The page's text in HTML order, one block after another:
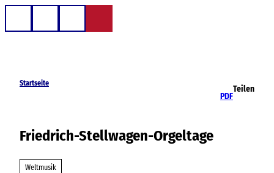
Startseite
PDF
Teilen
Friedrich-Stellwagen-Orgeltage
Weltmusik